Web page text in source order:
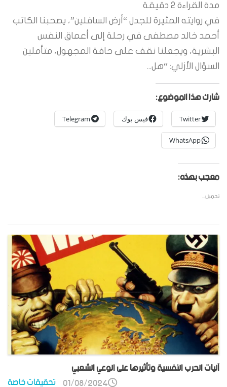
مدة القراءة 2 دقيقة
في روايته المثيرة للجدل “أرض السافلين”، يصحبنا الكاتب
أحمد خالد مصطفى في رحلة إلى أعماق النفس
البشرية، ويجعلنا نقف على حافة المجهول، متأملين
السؤال الأزلي: “هل...
شارك هذا الموضوع:
Twitter فيس بوك Telegram
WhatsApp
معجب بهذه:
تحميل...
آليات الحرب النفسية وتأثيرها على الوعي الشعبي
تحقيقات خاصة